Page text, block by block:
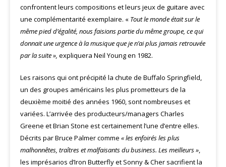
confrontent leurs compositions et leurs jeux de guitare avec
une complémentarité exemplaire. « Tout le monde était sur le
même pied d’égalité, nous faisions partie du même groupe, ce qui
donnait une urgence à la musique que je n’ai plus jamais retrouvée
par la suite », expliquera Neil Young en 1982.
Les raisons qui ont précipité la chute de Buffalo Springfield,
un des groupes américains les plus prometteurs de la
deuxième moitié des années 1960, sont nombreuses et
variées. L’arrivée des producteurs/managers Charles
Greene et Brian Stone est certainement l’une d’entre elles.
Décrits par Bruce Palmer comme « les enfoirés les plus
malhonnêtes, traîtres et malfaisants du business. Les meilleurs »,
les imprésarios d’Iron Butterfly et Sonny & Cher sacrifient la